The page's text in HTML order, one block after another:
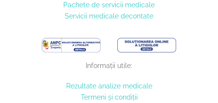
Pachete de servicii medicale
Servicii medicale decontate
Informații utile:
Rezultate analize medicale
Termeni și condiții